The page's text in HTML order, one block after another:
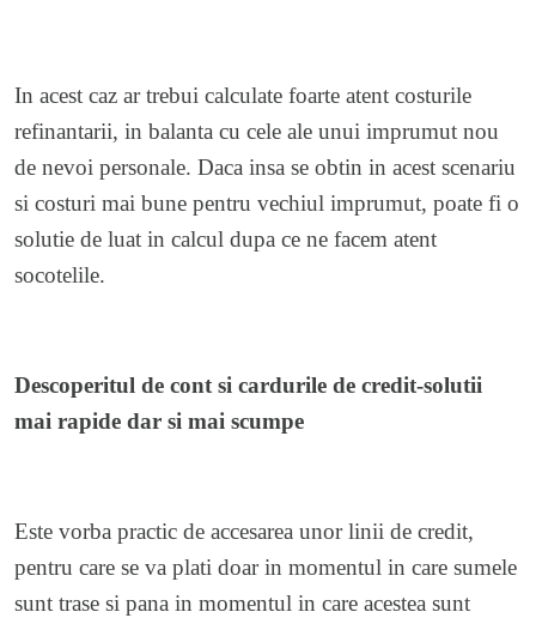
In acest caz ar trebui calculate foarte atent costurile
refinantarii, in balanta cu cele ale unui imprumut nou
de nevoi personale. Daca insa se obtin in acest scenariu
si costuri mai bune pentru vechiul imprumut, poate fi o
solutie de luat in calcul dupa ce ne facem atent
socotelile.
Descoperitul de cont si cardurile de credit-solutii
mai rapide dar si mai scumpe
Este vorba practic de accesarea unor linii de credit,
pentru care se va plati doar in momentul in care sumele
sunt trase si pana in momentul in care acestea sunt